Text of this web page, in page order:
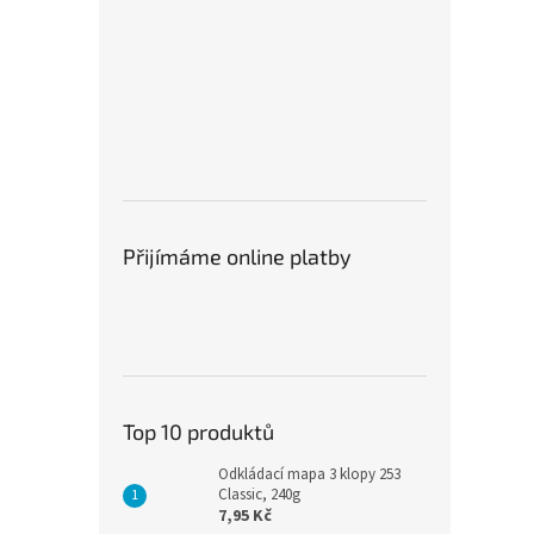
Přijímáme online platby
Top 10 produktů
Odkládací mapa 3 klopy 253
Classic, 240g
7,95 Kč